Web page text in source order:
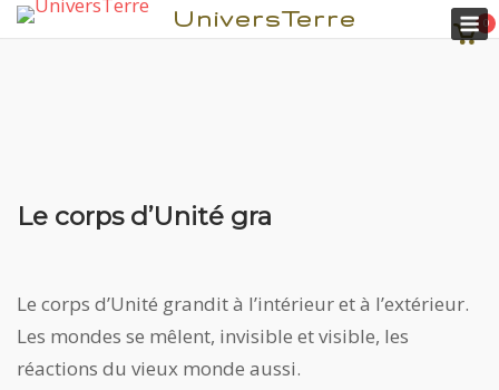
Aller
UniversTerre
Voir
0
Le corps d’Unité gra
Le corps d’Unité grandit à l’intérieur et à l’extérieur.
Les mondes se mêlent, invisible et visible, les
réactions du vieux monde aussi.